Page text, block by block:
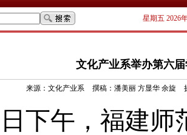
星期五 2026
文化产业系举办第六
来源： 文化产业系 撰稿： 潘美丽 方显华 余旋
下午，福建